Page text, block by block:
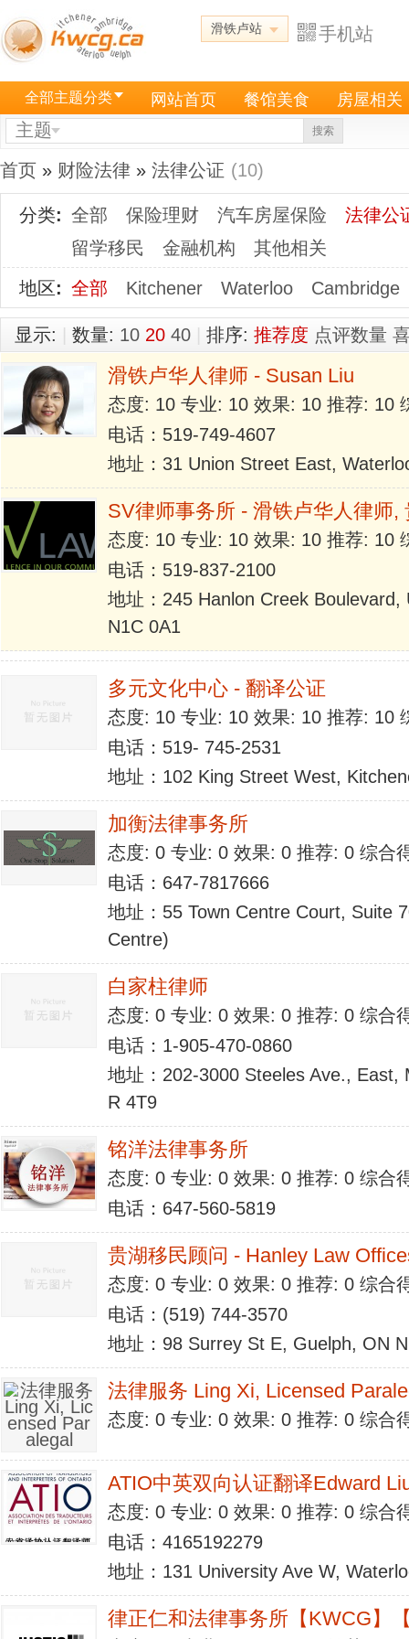
滑铁卢站 手机站
全部主题分类 网站首页 餐馆美食 房屋相关
主题 搜索
首页 » 财险法律 » 法律公证 (10)
分类: 全部 保险理财 汽车房屋保险
法律公
留学移民
金融机构
其他相关
地区: 全部 Kitchener Waterloo Cambridge
显示: 数量: 10 20 40 排序: 推荐度 点评数量
滑铁卢华人律师 - Susan Liu
态度: 10 专业: 10 效果: 10 推荐: 10
电话：519-749-4607
地址：31 Union Street East,
SV律师事务所 - 滑铁卢华人律师,
态度: 10 专业: 10 效果: 10 推荐: 10
电话：519-837-2100
地址：245 Hanlon Creek
N1C 0A1
多元文化中心 - 翻译公证
态度: 10 专业: 10 效果: 10 推荐: 10
电话：519- 745-2531
地址：102 King Street West,
加衡法律事务所
态度: 0 专业: 0 效果: 0 推荐: 0 综合
电话：647-7817666
地址：55 Town Centre Court, Suite
Centre)
白家柱律师
态度: 0 专业: 0 效果: 0 推荐: 0 综合
电话：1-905-470-0860
地址：202-3000 Steeles Ave., East,
R 4T9
铭洋法律事务所
态度: 0 专业: 0 效果: 0 推荐: 0 综合
电话：647-560-5819
贵湖移民顾问 - Hanley Law
态度: 0 专业: 0 效果: 0 推荐: 0 综合
电话：(519) 744-3570
地址：98 Surrey St E, Guelph, ON
法律服务 Ling Xi, Licensed
态度: 0 专业: 0 效果: 0 推荐: 0 综合
ATIO中英双向认证翻译Edward
态度: 0 专业: 0 效果: 0 推荐: 0 综合
电话：4165192279
地址：131 University Ave W,
律正仁和法律事务所【KWCG】